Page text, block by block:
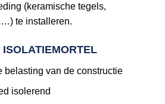
(keramische tegels,
te installeren.
belasting van de constructie
isolerend